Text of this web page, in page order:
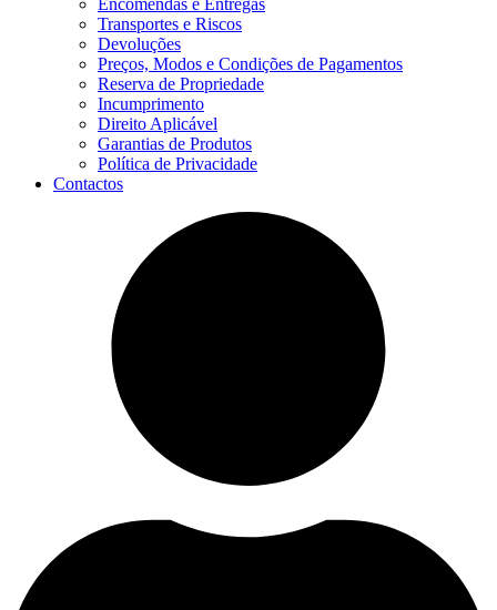
Encomendas e Entregas
Transportes e Riscos
Devoluções
Preços, Modos e Condições de Pagamentos
Reserva de Propriedade
Incumprimento
Direito Aplicável
Garantias de Produtos
Política de Privacidade
Contactos